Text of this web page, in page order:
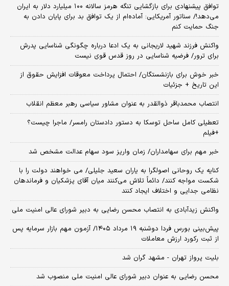
توافق پیشنهادی برای بازگشایی تنگه هرمز سالانه ۱۰۰ میلیارد دلار به ایران
می‌دهد!/ سناتور آمریکایی: آماده‌ام از یک توافق بد برای پایان دادن به
جنگ حمایت کنم
واکنش فرزند شهید لاریجانی به یک ادعا درباره چگونگی شناسایی پدرش
برای ترور/ فرضیه شناسایی در روز قدس قوی نیست
خبر خوش برای بازنشستگان/ احتمال پرداخت معوقات افزایش حقوق از
این تاریخ + جزئیات
انتصاب محمدباقر ذوالقدر به عنوان مشاور سیاسی رهبر معظم انقلاب
تعطیلی کامل ساحل توسکا به دستور دادستان رامسر/ ماجرا چیست؟
+فیلم
خبر مهم برای سهامداران/ زمان واریز سود سهام عدالت مشخص شد
کنایه یک روحانی اصولگرا به یاران سعید جلیلی/ می خواهند دولت را با
شکست مواجه کنند/ دائماً تلاش می‌کنند میان آقای پزشکیان و فرماندهان
نظامی جدایی و اختلاف ایجاد کنند
واکنش زیدآبادی به انتصاب محسن رضایی به دبیر شورای عالی امنیت ملی
​پیش‌بینی بورس فردا دوشنبه ۱۹ مرداد ۱۴۰۵/ آزمون مهم بازار سرمایه پس
از ثبت رکورد ارزش معاملات
بلیت پرواز تهران - مشهد گران شد
محسن رضایی به عنوان دبیر شورای عالی امنیت ملی منصوب شد